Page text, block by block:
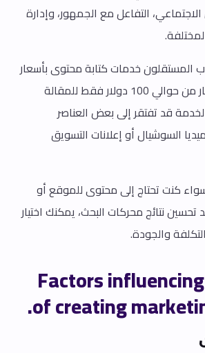
التفاعل مع الجمهور، وإدارة
المستقلون خدمات كتابة محتوى بأسعار
أقل، حيث تبدأ الأسعار من حوالي 100 دولار فقط للمقالة
قد تفتقر إلى بعض العناصر
السوشيال أو إعلانات التسويق
سواء كنت تحتاج إلى محتوى للموقع أو
تحسين نتائج محركات البحث، يمكنك اختيار
والجودة.
Factors
of creating